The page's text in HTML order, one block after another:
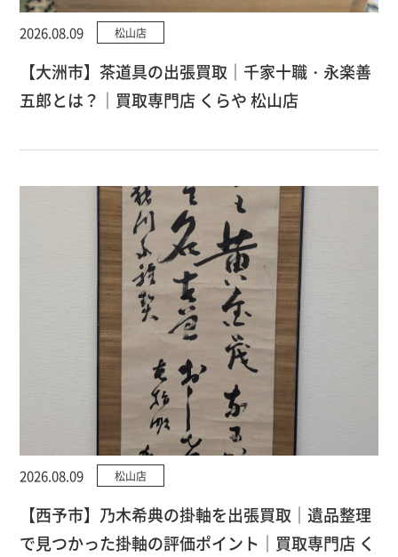
2026.08.09 松山店
【大洲市】茶道具の出張買取｜千家十職・永楽善
五郎とは？｜買取専門店 くらや 松山店
2026.08.09 松山店
【西予市】乃木希典の掛軸を出張買取｜遺品整理
で見つかった掛軸の評価ポイント｜買取専門店 く